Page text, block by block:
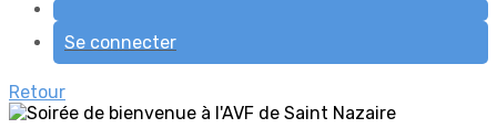
Se connecter
Retour